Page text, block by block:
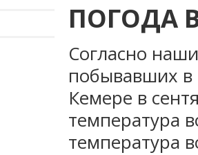
ПОГОДА
Согласно
побывавших в
Кемере в
температура
температура